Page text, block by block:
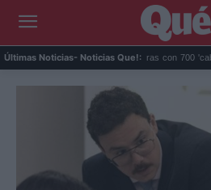
Últimas Noticias- Noticias Que!:
eliminó 140.000 cabras con 700 'cabras e...